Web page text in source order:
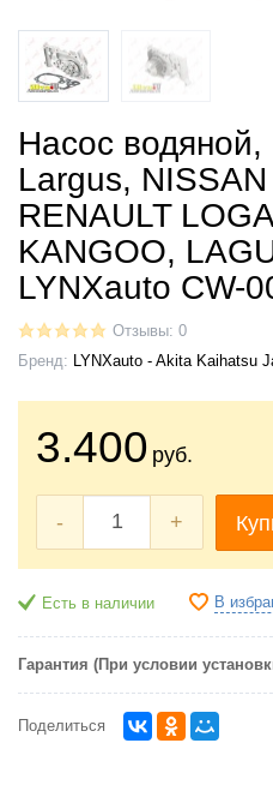
Насос
Largus,
RENAULT
KANGOO,
LYNXauto CW-
Отзывы: 0
Бренд: LYNXauto - Akita Kaihatsu
3.400 руб.
- +
Есть в наличии В
Гарантия (При условии
Поделиться